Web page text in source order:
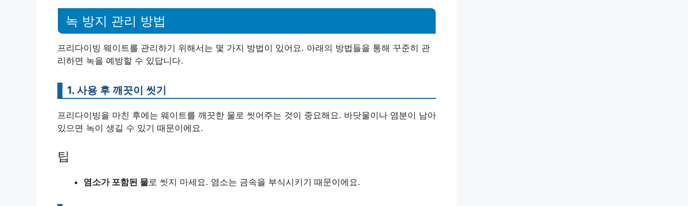
녹 방지 관리 방법
프리다이빙 웨이트를 관리하기 위해서는 몇 가지 방법이 있어요. 아래의 방법들을 통해 꾸준히 관
리하면 녹을 예방할 수 있답니다.
1. 사용 후 깨끗이 씻기
프리다이빙을 마친 후에는 웨이트를 깨끗한 물로 씻어주는 것이 중요해요. 바닷물이나 염분이 남아
있으면 녹이 생길 수 있기 때문이에요.
팁
염소가 포함된 물로 씻지 마세요. 염소는 금속을 부식시키기 때문이에요.